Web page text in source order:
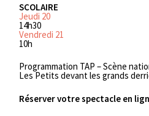
SCOLAIRE
Jeudi 20
14h30
Vendredi 21
10h
Programmation TAP – Scène
Les Petits devant les grands
Réserver votre spectacle en